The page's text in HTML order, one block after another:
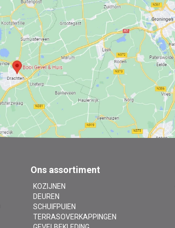
Ons assortiment
KOZIJNEN
DEUREN
SCHUIFPUIEN
TERRASOVERKAPPINGEN